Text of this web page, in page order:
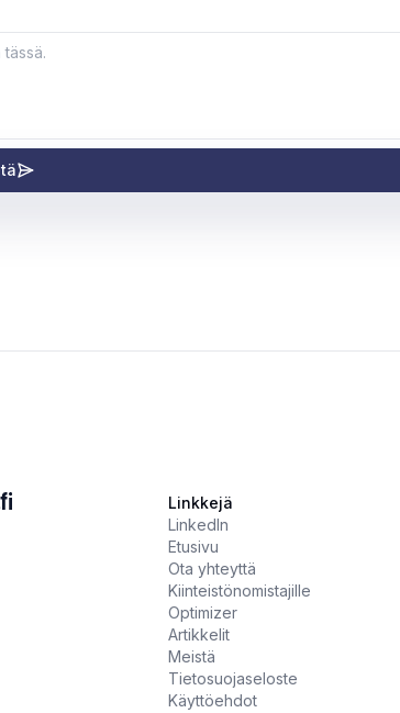
Linkkejä
LinkedIn
Etusivu
Ota yhteyttä
Kiinteistönomistajille
Optimizer
Artikkelit
Meistä
Tietosuojaseloste
Käyttöehdot